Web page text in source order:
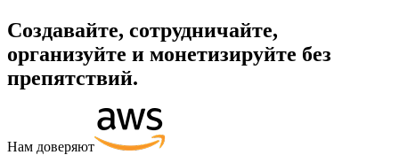
Создавайте, сотрудничайте,
организуйте и монетизируйте без
препятствий.
Нам доверяют